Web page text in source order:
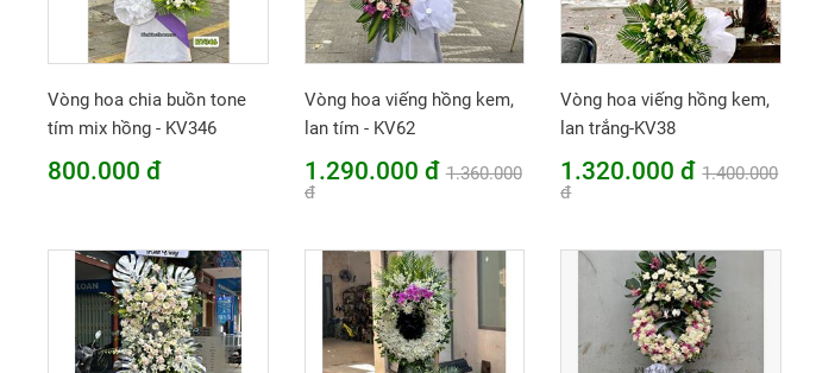
Vòng hoa chia buồn tone
tím mix hồng - KV346
800.000 đ
Vòng hoa viếng hồng kem,
lan tím - KV62
1.290.000 đ 1.360.000
đ
Vòng hoa viếng hồng kem,
lan trắng-KV38
1.320.000 đ 1.400.000
đ